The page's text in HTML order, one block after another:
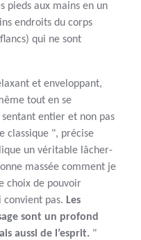
pieds aux mains en un
endroits du corps
qui ne sont
et enveloppant,
tout en se
entier et non pas
classique ", précise
un véritable lâcher-
massée comment je
choix de pouvoir
pas. Les
sont un profond
aussi de l’esprit. "